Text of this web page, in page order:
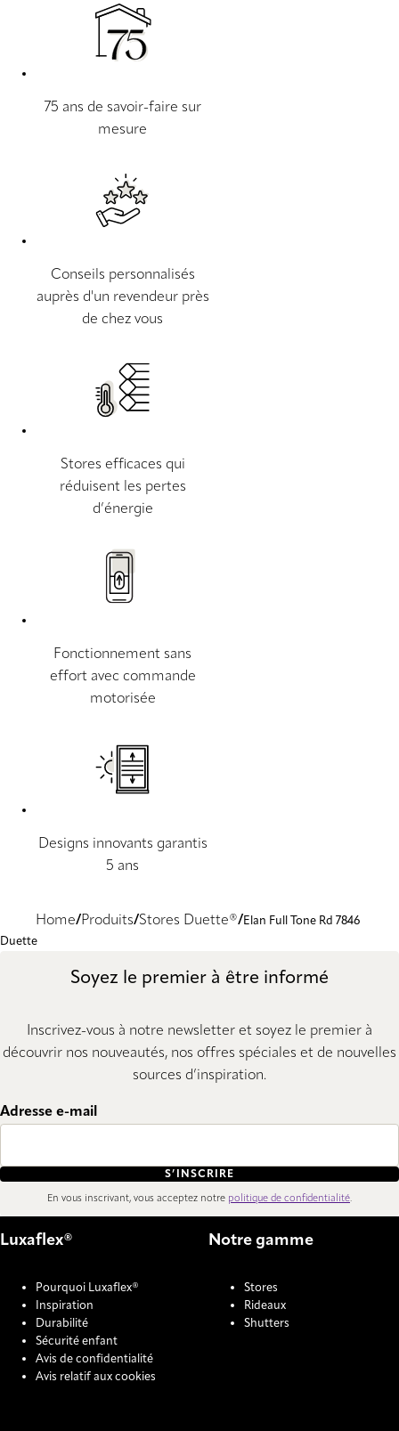
75 ans de savoir-faire sur
mesure
Conseils personnalisés
auprès d'un revendeur près
de chez vous
Stores efficaces qui
réduisent les pertes
d’énergie
Fonctionnement sans
effort avec commande
motorisée
Designs innovants garantis
5 ans
Home Produits Stores Duette®
Elan Full Tone Rd 7846
Duette
Soyez le premier à être informé
Inscrivez-vous à notre newsletter et soyez le premier à
découvrir nos nouveautés, nos offres spéciales et de nouvelles
sources d’inspiration.
Adresse e-mail
S’INSCRIRE
En vous inscrivant, vous acceptez notre politique de confidentialité.
Luxaflex®
Pourquoi Luxaflex®
Inspiration
Durabilité
Sécurité enfant
Avis de confidentialité
Avis relatif aux cookies
Notre gamme
Stores
Rideaux
Shutters